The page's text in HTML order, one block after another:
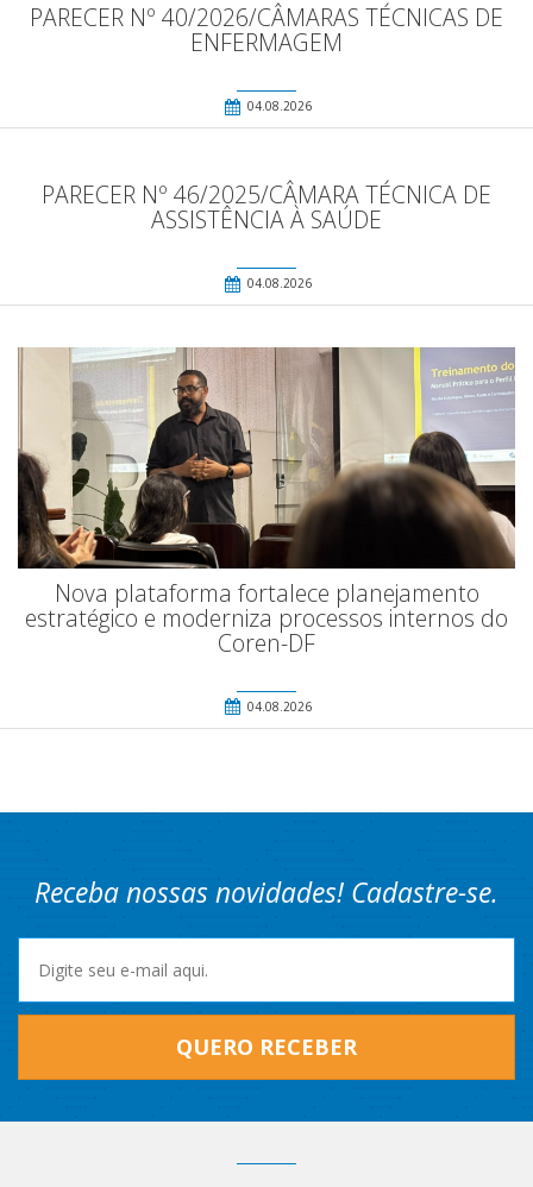
PARECER Nº 40/2026/CÂMARAS TÉCNICAS DE
ENFERMAGEM
04.08.2026
PARECER Nº 46/2025/CÂMARA TÉCNICA DE
ASSISTÊNCIA À SAÚDE
04.08.2026
Nova plataforma fortalece planejamento
estratégico e moderniza processos internos do
Coren-DF
04.08.2026
Receba nossas novidades! Cadastre-se.
QUERO RECEBER